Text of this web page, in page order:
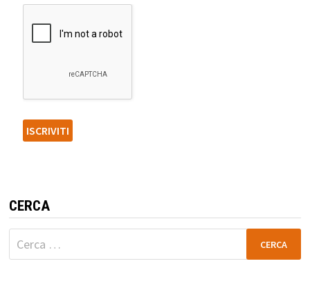
CERCA
Ricerca
per: